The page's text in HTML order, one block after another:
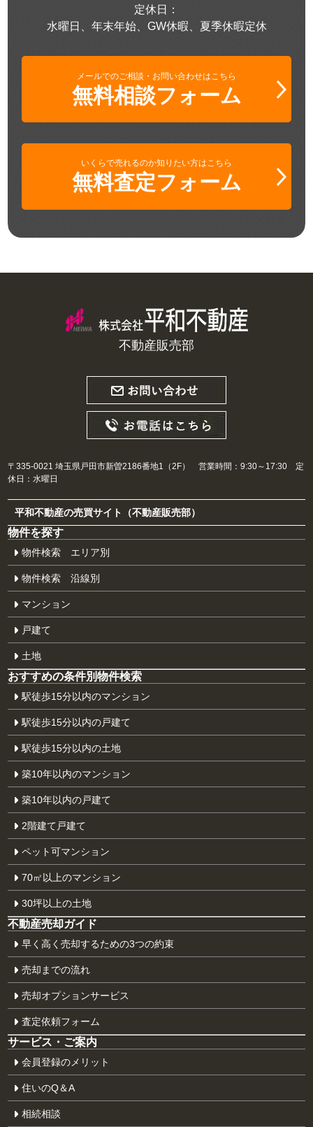
定休日：
水曜日、年末年始、GW休暇、夏季休暇定休
メールでのご相談・お問い合わせはこちら
無料相談フォーム
いくらで売れるのか知りたい方はこちら
無料査定フォーム
不動産販売部
〒335-0021 埼玉県戸田市新曽2186番地1（2F） 営業時間：9:30～17:30 定
休日：水曜日
平和不動産の売買サイト（不動産販売部）
物件を探す
物件検索 エリア別
物件検索 沿線別
マンション
戸建て
土地
おすすめの条件別物件検索
駅徒歩15分以内のマンション
駅徒歩15分以内の戸建て
駅徒歩15分以内の土地
築10年以内のマンション
築10年以内の戸建て
2階建て戸建て
ペット可マンション
70㎡以上のマンション
30坪以上の土地
不動産売却ガイド
早く高く売却するための3つの約束
売却までの流れ
売却オプションサービス
査定依頼フォーム
サービス・ご案内
会員登録のメリット
住いのQ＆A
相続相談